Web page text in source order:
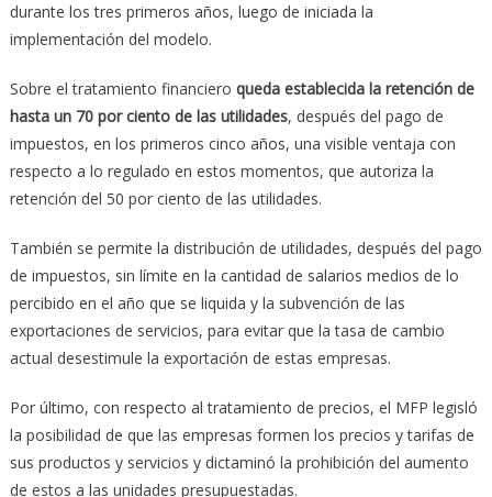
durante los tres primeros años, luego de iniciada la
implementación del modelo.
Sobre el tratamiento financiero queda establecida la retención de
hasta un 70 por ciento de las utilidades, después del pago de
impuestos, en los primeros cinco años, una visible ventaja con
respecto a lo regulado en estos momentos, que autoriza la
retención del 50 por ciento de las utilidades.
También se permite la distribución de utilidades, después del pago
de impuestos, sin límite en la cantidad de salarios medios de lo
percibido en el año que se liquida y la subvención de las
exportaciones de servicios, para evitar que la tasa de cambio
actual desestimule la exportación de estas empresas.
Por último, con respecto al tratamiento de precios, el MFP legisló
la posibilidad de que las empresas formen los precios y tarifas de
sus productos y servicios y dictaminó la prohibición del aumento
de estos a las unidades presupuestadas.